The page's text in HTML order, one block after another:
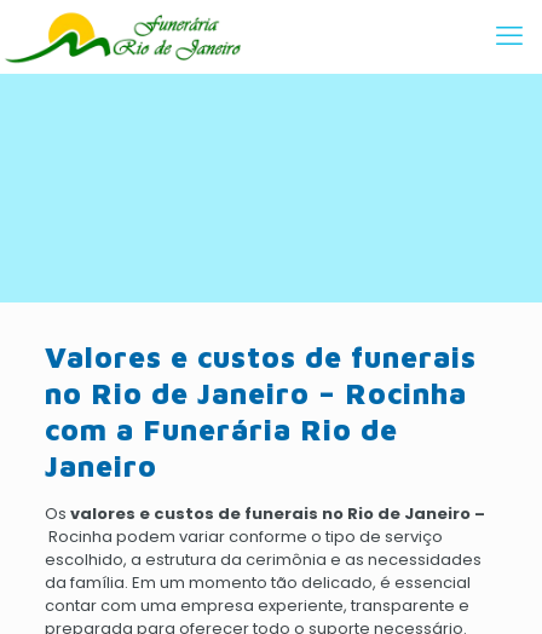
Valores e custos de funerais
no Rio de Janeiro – Rocinha
com a Funerária Rio de
Janeiro
Os valores e custos de funerais no Rio de Janeiro –
Rocinha podem variar conforme o tipo de serviço
escolhido, a estrutura da cerimônia e as necessidades
da família. Em um momento tão delicado, é essencial
contar com uma empresa experiente, transparente e
preparada para oferecer todo o suporte necessário.